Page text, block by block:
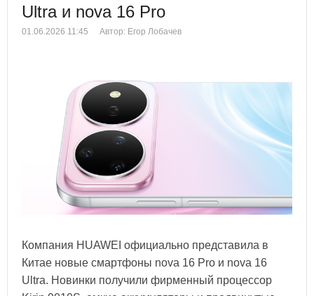
Ultra и nova 16 Pro
01.06.2026 11:45 Автор: Егор Лобачев
Компания HUAWEI официально представила в
Китае новые смартфоны nova 16 Pro и nova 16
Ultra. Новинки получили фирменный процессор